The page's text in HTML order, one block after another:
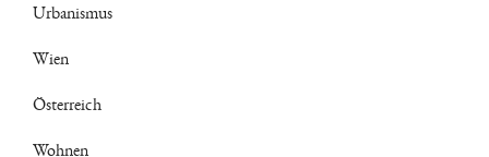
Urbanismus
Wien
Österreich
Wohnen